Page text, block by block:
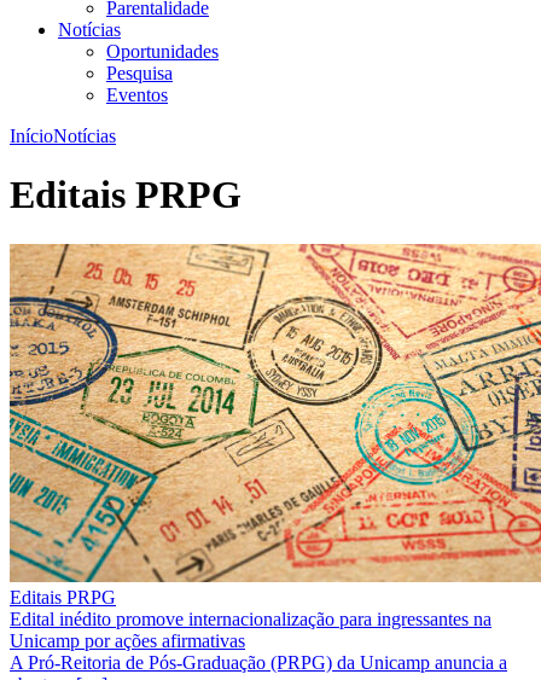
Parentalidade
Notícias
Oportunidades
Pesquisa
Eventos
InícioNotícias
Editais PRPG
Editais PRPG
Edital inédito promove internacionalização para ingressantes na
Unicamp por ações afirmativas
A Pró-Reitoria de Pós-Graduação (PRPG) da Unicamp anuncia a